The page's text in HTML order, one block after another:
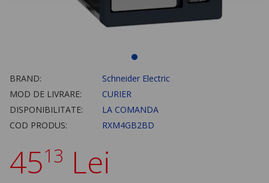
BRAND:
Schneider Electric
MOD DE LIVRARE:
CURIER
DISPONIBILITATE:
LA COMANDA
COD PRODUS:
RXM4GB2BD
4513 Lei